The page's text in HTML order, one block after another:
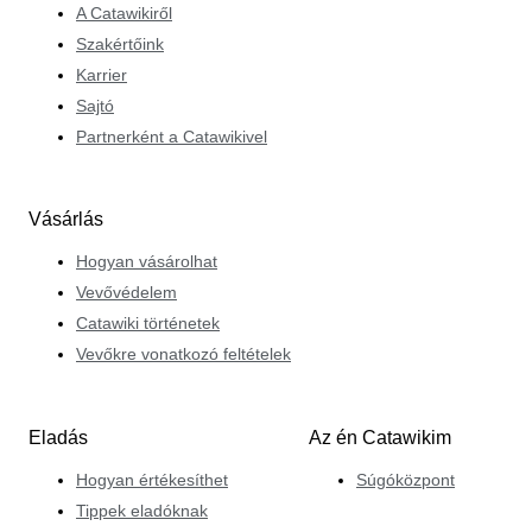
A Catawikiről
Szakértőink
Karrier
Sajtó
Partnerként a Catawikivel
Vásárlás
Hogyan vásárolhat
Vevővédelem
Catawiki történetek
Vevőkre vonatkozó feltételek
Eladás
Hogyan értékesíthet
Tippek eladóknak
Az én Catawikim
Súgóközpont